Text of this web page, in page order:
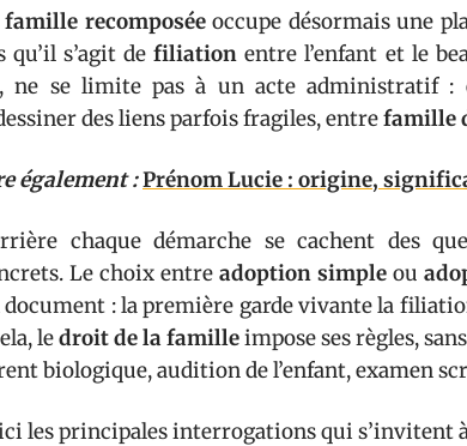
famille recomposéeoccupe désormais une
qu’il s’agit defiliation entre l’enfant et le
ne se limite pas à un acte administratif :
des liens parfois fragiles, entrefamille
également :Prénom Lucie : origine,
chaque démarche se cachent des
Le choix entre adoption simple ou
: la première garde vivante la
ledroit de la familleimpose ses règles,
biologique, audition de l’enfant, examen
les principales interrogations qui s’invitent